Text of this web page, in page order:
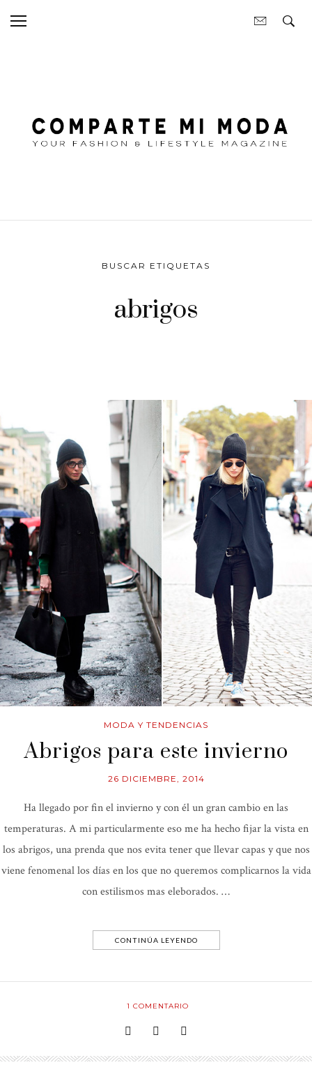
BUSCAR ETIQUETAS
abrigos
MODA Y TENDENCIAS
Abrigos para este invierno
26 DICIEMBRE, 2014
Ha llegado por fin el invierno y con él un gran cambio en las
temperaturas. A mi particularmente eso me ha hecho fijar la vista en
los abrigos, una prenda que nos evita tener que llevar capas y que nos
viene fenomenal los días en los que no queremos complicarnos la vida
con estilismos mas eleborados. …
CONTINÚA LEYENDO
1 COMENTARIO